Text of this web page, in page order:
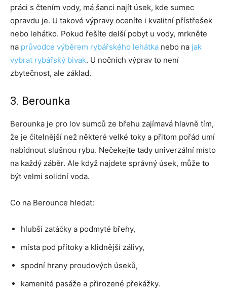
práci s čtením vody, má šanci najít úsek, kde sumec
opravdu je. U takové výpravy oceníte i kvalitní přístřešek
nebo lehátko. Pokud řešíte delší pobyt u vody, mrkněte
na průvodce výběrem rybářského lehátka nebo na jak
vybrat rybářský bivak. U nočních výprav to není
zbytečnost, ale základ.
3. Berounka
Berounka je pro lov sumců ze břehu zajímavá hlavně tím,
že je čitelnější než některé velké toky a přitom pořád umí
nabídnout slušnou rybu. Nečekejte tady univerzální místo
na každý záběr. Ale když najdete správný úsek, může to
být velmi solidní voda.
Co na Berounce hledat:
hlubší zatáčky a podmyté břehy,
místa pod přítoky a klidnější zálivy,
spodní hrany proudových úseků,
kamenité pasáže a přirozené překážky.